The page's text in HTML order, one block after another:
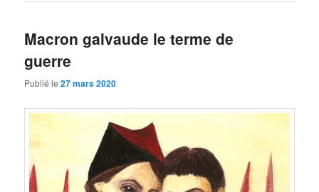
Macron galvaude le terme de
guerre
Publié le27 mars 2020